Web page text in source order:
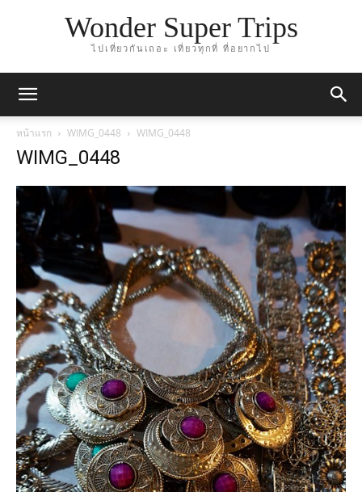
Wonder Super Trips
ไปเที่ยวกันเถอะ เที่ยวทุกที่ ที่อยากไป
หน้าแรก WIMG_0448 WIMG_0448
WIMG_0448